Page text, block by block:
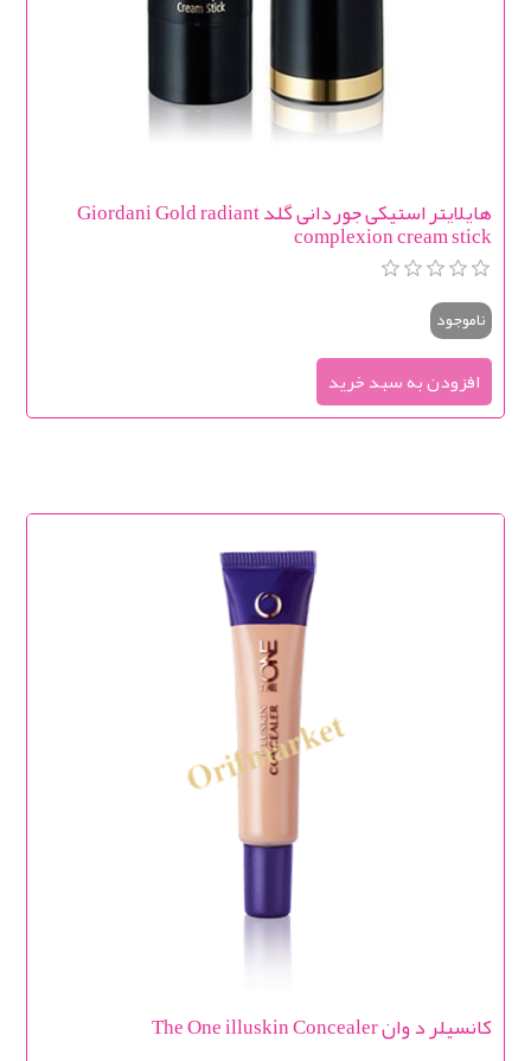
هایلایتر استيكی جوردانی گلد Giordani Gold radiant
complexion cream stick
ناموجود
کانسیلر د وان The One illuskin Concealer